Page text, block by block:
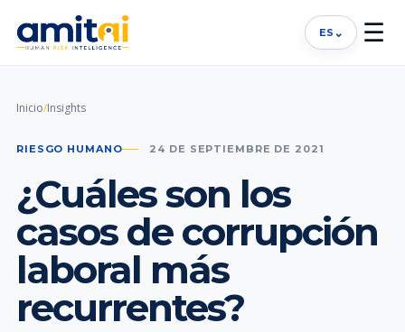
ES ⌄ ☰
Inicio/Insights
RIESGO HUMANO 24 DE SEPTIEMBRE DE 2021
¿Cuáles son los
casos de corrupción
laboral más
recurrentes?